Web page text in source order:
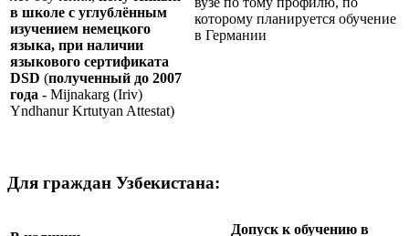
которому планируется обучение
в Германии
в школе с углублённым
изучением немецкого
языка, при наличии
языкового сертификата
DSD (полученный до 2007
года - Mijnakarg (Iriv)
Yndhanur Krtutyan Attestat)
Для граждан Узбекистана:
Допуск к обучению в